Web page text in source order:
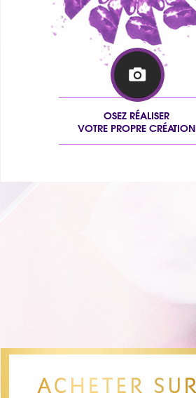
OSEZ RÉALISER
VOTRE PROPRE CRÉATION